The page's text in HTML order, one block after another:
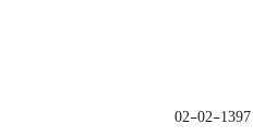
1397-02-02